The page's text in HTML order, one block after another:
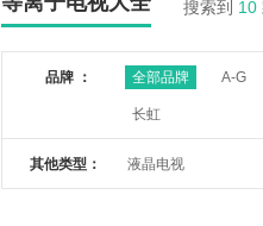
搜索到 10
品牌 ： 全部品牌 A-G
长虹
其他类型： 液晶电视